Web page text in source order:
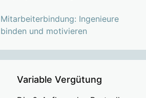
Mitarbeiterbindung: Ingenieure
binden und motivieren
Variable Vergütung